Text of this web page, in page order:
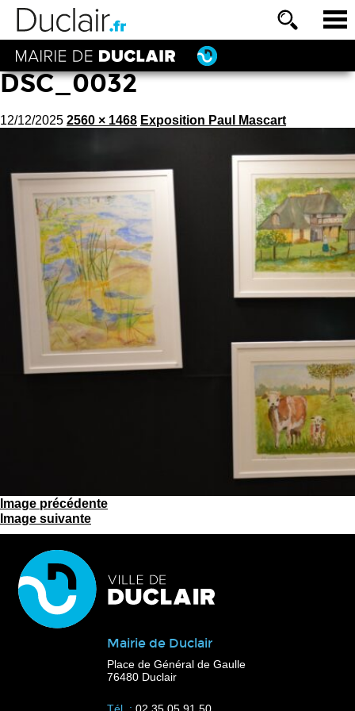
DSC_0032
12/12/2025 2560 × 1468 Exposition Paul Mascart
Image précédente
Image suivante
Mairie de Duclair
Place de Général de Gaulle
76480 Duclair